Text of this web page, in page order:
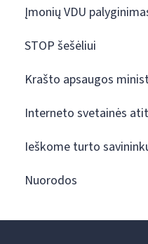
Įmonių VDU
STOP šešėliui
Krašto apsaugos
Interneto svetainės
Ieškome turto
Nuorodos